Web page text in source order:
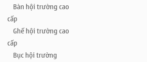
Bàn hội trường cao
cấp
Ghế hội trường cao
cấp
Bục hội trường